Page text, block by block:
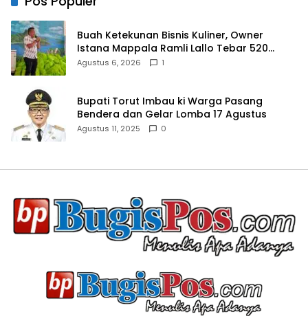
Buah Ketekunan Bisnis Kuliner, Owner
Istana Mappala Ramli Lallo Tebar 520
Paket Sembako di Gowa
Agustus 6, 2026 1
Bupati Torut Imbau ki Warga Pasang
Bendera dan Gelar Lomba 17 Agustus
Agustus 11, 2025 0